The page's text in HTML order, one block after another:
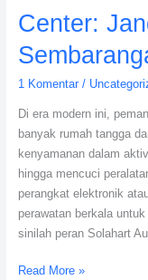
Center:
1 Komentar /
Di era modern ini,
banyak rumah tangga
kenyamanan dalam
hingga mencuci
perangkat elektronik
perawatan berkala
sinilah peran Solahart
Authorized
Service
Center:
Jangan
Servis
Read More »